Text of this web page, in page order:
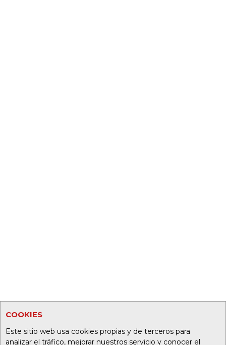
COOKIES
Este sitio web usa cookies propias y de terceros para
analizar el tráfico, mejorar nuestros servicio y conocer el